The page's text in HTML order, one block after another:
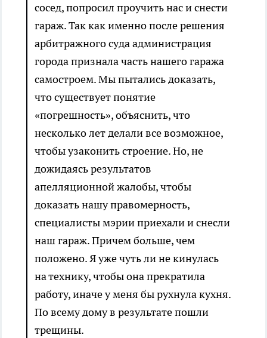
сосед, попросил проучить нас и снести
гараж. Так как именно после решения
арбитражного суда администрация
города признала часть нашего гаража
самостроем. Мы пытались доказать,
что существует понятие
«погрешность», объяснить, что
несколько лет делали все возможное,
чтобы узаконить строение. Но, не
дожидаясь результатов
апелляционной жалобы, чтобы
доказать нашу правомерность,
специалисты мэрии приехали и снесли
наш гараж. Причем больше, чем
положено. Я уже чуть ли не кинулась
на технику, чтобы она прекратила
работу, иначе у меня бы рухнула кухня.
По всему дому в результате пошли
трещины.